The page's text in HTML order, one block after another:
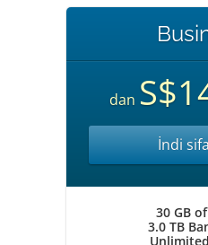
dan
İndi
30 GB
3.0 TB